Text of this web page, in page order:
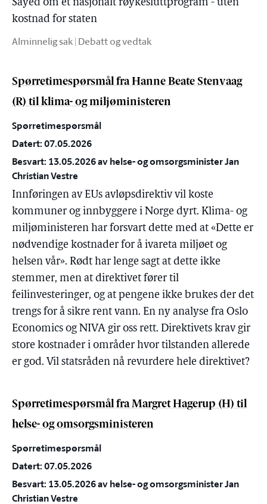
Sayed om et nasjonalt røykesluttprogram - uten
kostnad for staten
Alminnelig sak | Debatt og vedtak
Spørretimespørsmål fra Hanne Beate Stenvaag
(R) til klima- og miljøministeren
Spørretimespørsmål
Datert: 07.05.2026
Besvart: 13.05.2026 av helse- og omsorgsminister Jan
Christian Vestre
Innføringen av EUs avløpsdirektiv vil koste
kommuner og innbyggere i Norge dyrt. Klima- og
miljøministeren har forsvart dette med at «Dette er
nødvendige kostnader for å ivareta miljøet og
helsen vår». Rødt har lenge sagt at dette ikke
stemmer, men at direktivet fører til
feilinvesteringer, og at pengene ikke brukes der det
trengs for å sikre rent vann. En ny analyse fra Oslo
Economics og NIVA gir oss rett. Direktivets krav gir
store kostnader i områder hvor tilstanden allerede
er god. Vil statsråden nå revurdere hele direktivet?
Spørretimespørsmål fra Margret Hagerup (H) til
helse- og omsorgsministeren
Spørretimespørsmål
Datert: 07.05.2026
Besvart: 13.05.2026 av helse- og omsorgsminister Jan
Christian Vestre